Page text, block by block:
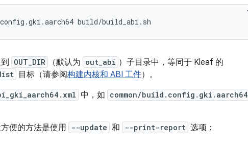
build/build_abi.sh
OUT_DIR （默认为 out_abi ）子目录中，等同于 Kleaf 的
目标（请参阅构建内核和 ABI 工件）。
中，如 common/build.config.gki.aarch64
便的方法是使用
--update 和 --print-report 选项：